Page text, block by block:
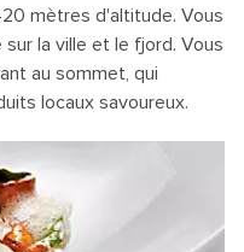
mètres d'altitude. Vous
la ville et le fjord. Vous
au sommet, qui
locaux savoureux.